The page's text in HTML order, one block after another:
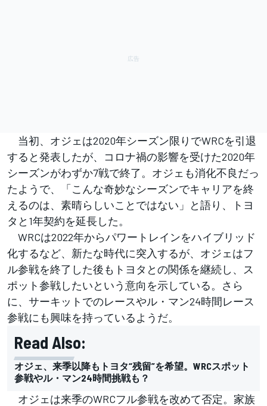
当初、オジェは2020年シーズン限りでWRCを引退
すると発表したが、コロナ禍の影響を受けた2020年
シーズンがわずか7戦で終了。オジェも消化不良だっ
たようで、「こんな奇妙なシーズンでキャリアを終
えるのは、素晴らしいことではない」と語り、トヨ
タと1年契約を延長した。
WRCは2022年からパワートレインをハイブリッド
化するなど、新たな時代に突入するが、オジェはフ
ル参戦を終了した後もトヨタとの関係を継続し、ス
ポット参戦したいという意向を示している。さら
に、サーキットでのレースやル・マン24時間レース
参戦にも興味を持っているようだ。
Read Also:
オジェ、来季以降もトヨタ“残留”を希望。WRCスポット
参戦やル・マン24時間挑戦も？
オジェは来季のWRCフル参戦を改めて否定。家族